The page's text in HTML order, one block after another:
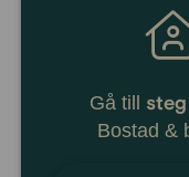
Gå till
Bostad &